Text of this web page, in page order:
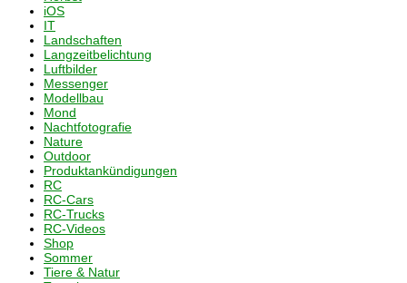
iOS
IT
Landschaften
Langzeitbelichtung
Luftbilder
Messenger
Modellbau
Mond
Nachtfotografie
Nature
Outdoor
Produktankündigungen
RC
RC-Cars
RC-Trucks
RC-Videos
Shop
Sommer
Tiere & Natur